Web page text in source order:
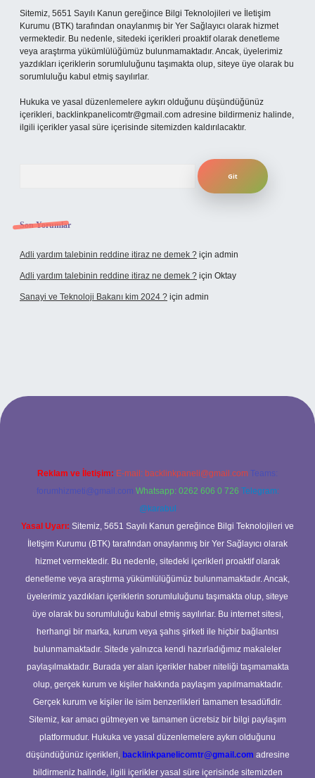
Sitemiz, 5651 Sayılı Kanun gereğince Bilgi Teknolojileri ve İletişim
Kurumu (BTK) tarafından onaylanmış bir Yer Sağlayıcı olarak hizmet
vermektedir. Bu nedenle, sitedeki içerikleri proaktif olarak denetleme
veya araştırma yükümlülüğümüz bulunmamaktadır. Ancak, üyelerimiz
yazdıkları içeriklerin sorumluluğunu taşımakta olup, siteye üye olarak bu
sorumluluğu kabul etmiş sayılırlar.
Hukuka ve yasal düzenlemelere aykırı olduğunu düşündüğünüz
içerikleri, backlinkpanelicomtr@gmail.com adresine bildirmeniz halinde,
ilgili içerikler yasal süre içerisinde sitemizden kaldırılacaktır.
Son Yorumlar
Adli yardım talebinin reddine itiraz ne demek ? için admin
Adli yardım talebinin reddine itiraz ne demek ? için Oktay
Sanayi ve Teknoloji Bakanı kim 2024 ? için admin
giriş
Reklam ve İletişim: E-mail: backlinkpaneli@gmail.com Teams:
forumhizmeti@gmail.com Whatsapp: 0262 606 0 726 Telegram:
@karabul
Yasal Uyarı: Sitemiz, 5651 Sayılı Kanun gereğince Bilgi Teknolojileri ve
İletişim Kurumu (BTK) tarafından onaylanmış bir Yer Sağlayıcı olarak
hizmet vermektedir. Bu nedenle, sitedeki içerikleri proaktif olarak
denetleme veya araştırma yükümlülüğümüz bulunmamaktadır. Ancak,
üyelerimiz yazdıkları içeriklerin sorumluluğunu taşımakta olup, siteye
üye olarak bu sorumluluğu kabul etmiş sayılırlar. Bu internet sitesi,
herhangi bir marka, kurum veya şahıs şirketi ile hiçbir bağlantısı
bulunmamaktadır. Sitede yalnızca kendi hazırladığımız makaleler
paylaşılmaktadır. Burada yer alan içerikler haber niteliği taşımamakta
olup, gerçek kurum ve kişiler hakkında paylaşım yapılmamaktadır.
Gerçek kurum ve kişiler ile isim benzerlikleri tamamen tesadüfidir.
Sitemiz, kar amacı gütmeyen ve tamamen ücretsiz bir bilgi paylaşım
platformudur. Hukuka ve yasal düzenlemelere aykırı olduğunu
düşündüğünüz içerikleri, backlinkpanelicomtr@gmail.com adresine
bildirmeniz halinde, ilgili içerikler yasal süre içerisinde sitemizden